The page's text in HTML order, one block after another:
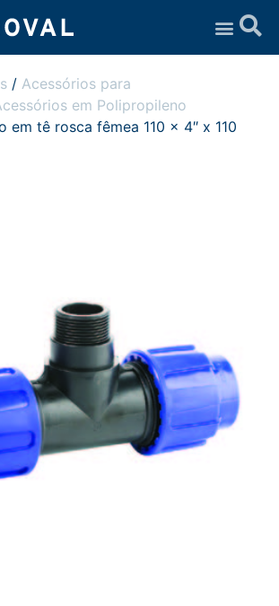
/ Acessórios para
em Polipropileno
em tê rosca fêmea 110 x 4″ x 110